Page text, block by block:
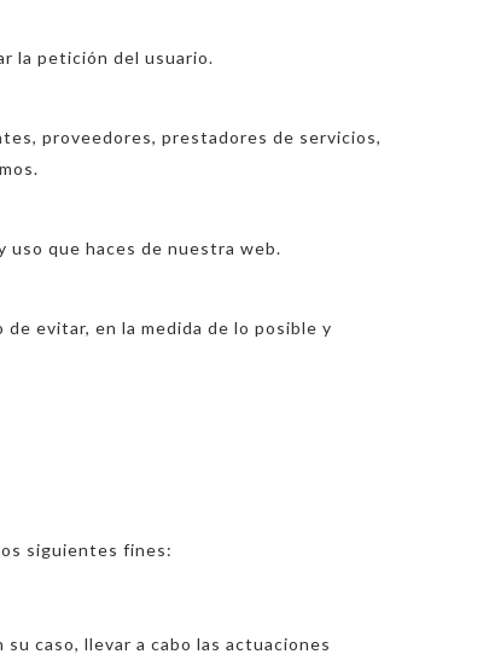
la petición del usuario.
proveedores, prestadores de servicios,
uso que haces de nuestra web.
evitar, en la medida de lo posible y
siguientes fines:
caso, llevar a cabo las actuaciones